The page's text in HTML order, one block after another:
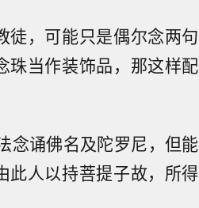
徒，可能只是偶尔念两句
珠当作装饰品，那这样配
念诵佛名及陀罗尼，但能
此人以持菩提子故，所得